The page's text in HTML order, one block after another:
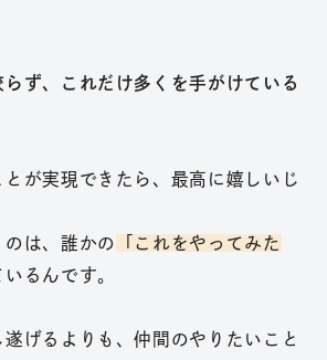
ず、これだけ多くを手がけている
が実現できたら、最高に嬉しいじ
は、誰かの
「これをやってみた
るんです。
遂げるよりも、仲間のやりたいこと